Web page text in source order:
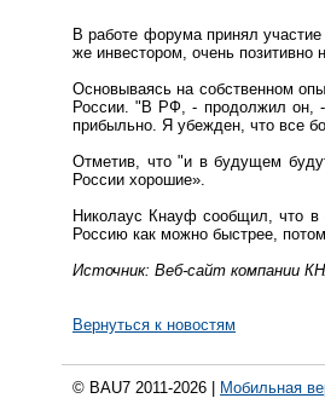
В работе форума принял
же инвестором, очень позитивно
Основываясь на собственном
России. "В РФ, - продолжил он, -
прибыльно. Я убежден, что все
Отметив, что "и в будущем
России хорошие».
Николаус Кнауф сообщил, что в
Россию как можно быстрее,
Источник: Веб-сайт компании
Вернуться к новостям
© BAU7 2011-2026 | Мобильная